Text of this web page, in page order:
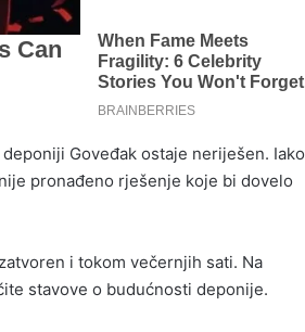
Goveđak ostaje neriješen. Iako
pronađeno rješenje koje bi dovelo
i tokom večernjih sati. Na
stavove o budućnosti deponije.